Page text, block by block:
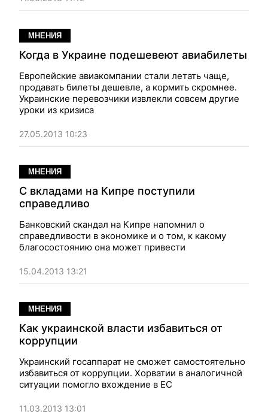
МНЕНИЯ
Когда в Украине подешевеют авиабилеты
Европейские авиакомпании стали летать чаще,
продавать билеты дешевле, а кормить скромнее.
Украинские перевозчики извлекли совсем другие
уроки из кризиса
27.05.2013 10:23
МНЕНИЯ
С вкладами на Кипре поступили
справедливо
Банковский скандал на Кипре напомнил о
справедливости в экономике и о том, к какому
благосостоянию она может привести
15.04.2013 13:21
МНЕНИЯ
Как украинской власти избавиться от
коррупции
Украинский госаппарат не сможет самостоятельно
избавиться от коррупции. Хорватии в аналогичной
ситуации помогло вхождение в ЕС
11.03.2013 13:01